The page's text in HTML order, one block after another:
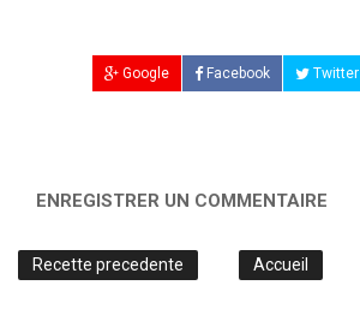
Google Facebook Twitter
ENREGISTRER UN COMMENTAIRE
Recette precedente Accueil